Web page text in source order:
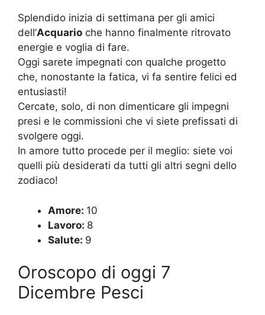
Splendido inizia di settimana per gli amici
dell’Acquario che hanno finalmente ritrovato
energie e voglia di fare.
Oggi sarete impegnati con qualche progetto
che, nonostante la fatica, vi fa sentire felici ed
entusiasti!
Cercate, solo, di non dimenticare gli impegni
presi e le commissioni che vi siete prefissati di
svolgere oggi.
In amore tutto procede per il meglio: siete voi
quelli più desiderati da tutti gli altri segni dello
zodiaco!
Amore: 10
Lavoro: 8
Salute: 9
Oroscopo di oggi 7
Dicembre Pesci